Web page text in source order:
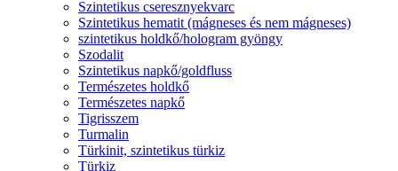
Szintetikus cseresznyekvarc
Szintetikus hematit (mágneses és nem mágneses)
szintetikus holdkő/hologram gyöngy
Szodalit
Szintetikus napkő/goldfluss
Természetes holdkő
Természetes napkő
Tigrisszem
Turmalin
Türkinit, szintetikus türkiz
Türkiz